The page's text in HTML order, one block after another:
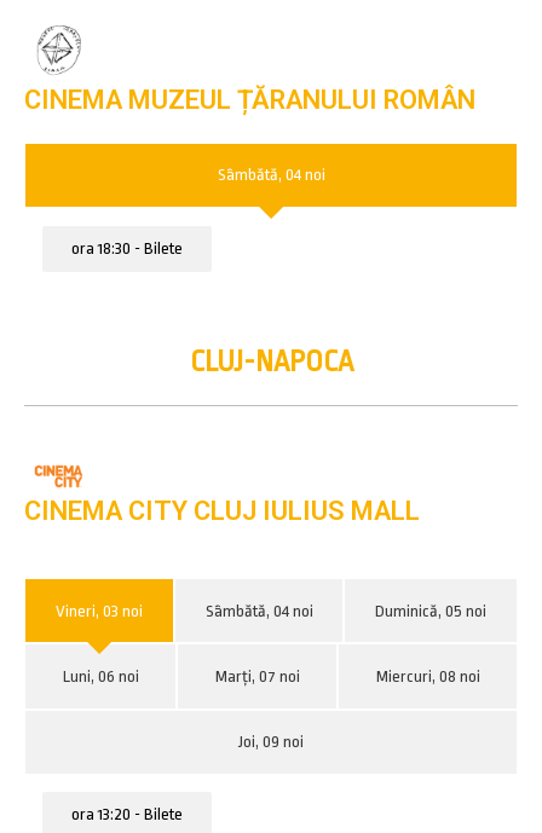
CINEMA MUZEUL ȚĂRANULUI ROMÂN
Sâmbătă, 04 noi
ora 18:30 - Bilete
CLUJ-NAPOCA
CINEMA CITY CLUJ IULIUS MALL
Vineri, 03 noi Sâmbătă, 04 noi Duminică, 05 noi
Luni, 06 noi Marți, 07 noi Miercuri, 08 noi
Joi, 09 noi
ora 13:20 - Bilete